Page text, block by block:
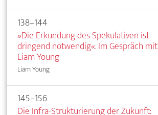
138–144
»Die Erkundung des Spekulativen ist
dringend notwendig«. Im Gespräch mit
Liam Young
Liam Young
145–156
Die Infra-Strukturierung der Zukunft: